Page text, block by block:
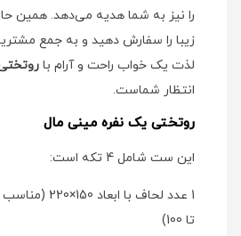
را نیز به شما هدیه می‌دهد. همین
زیبا را سفارش دهید و به جمع
لذت یک خواب راحت و آرام با
انتظار شماست.
روتختی یک نفره مینی مال
این ست شامل 4 تکه است:
تا 100)